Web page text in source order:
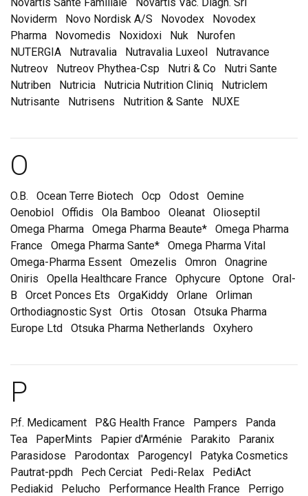
Noviderm
Novo Nordisk A/S Novodex
Novodex
Pharma
Novomedis Noxidoxi Nuk
Nurofen
NUTERGIA
Nutravalia Nutravalia Luxeol
Nutravance
Nutreov
Nutreov Phythea-Csp Nutri & Co
Nutri Sante
Nutriben
Nutricia Nutricia Nutrition Cliniq
Nutriclem
Nutrisante
Nutrisens Nutrition & Sante NUXE
Marques et
O
O.B. Ocean Terre Biotech Ocp Odost
Oemine
Oenobiol
Offidis Ola Bamboo Oleanat
Olioseptil
Omega Pharma
Omega Pharma Beaute*
Omega Pharma
France
Omega Pharma Sante*
Omega Pharma Vital
Omega-Pharma Essent
Omezelis Omron
Onagrine
Oniris
Opella Healthcare France Ophycure Optone
Oral-
B
Orcet Ponces Ets OrgaKiddy Orlane
Orliman
Orthodiagnostic Syst
Ortis Otosan
Otsuka Pharma
Europe Ltd
Otsuka Pharma Netherlands Oxyhero
Marques et
P
P.f. Medicament P&G Health France Pampers
Panda
Tea
PaperMints Papier d'Arménie Parakito
Paranix
Parasidose
Parodontax Parogencyl
Patyka Cosmetics
Pautrat-ppdh
Pech Cerciat Pedi-Relax
PediAct
Pediakid
Pelucho Performance Health France
Perrigo